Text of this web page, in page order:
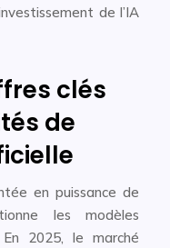
de l’IA
clés
de
en puissance de
les modèles
2025, le marché